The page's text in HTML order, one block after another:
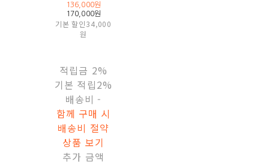
136,000원
170,000원
기본 할인34,000
원
적립금 2%
기본 적립2%
배송비 -
함께 구매 시
배송비 절약
상품 보기
추가 금액